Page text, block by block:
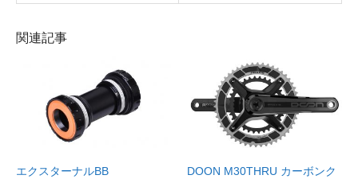
関連記事
エクスターナルBB
DOON M30THRU カーボンク